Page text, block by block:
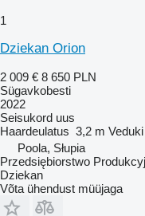
1
Dziekan Orion
2 009 € 8 650 PLN
Sügavkobesti
2022
Seisukord uus
Haardeulatus 3,2 m
Poola, Słupia
Przedsiębiorstwo
Dziekan
Võta ühendust müüjaga